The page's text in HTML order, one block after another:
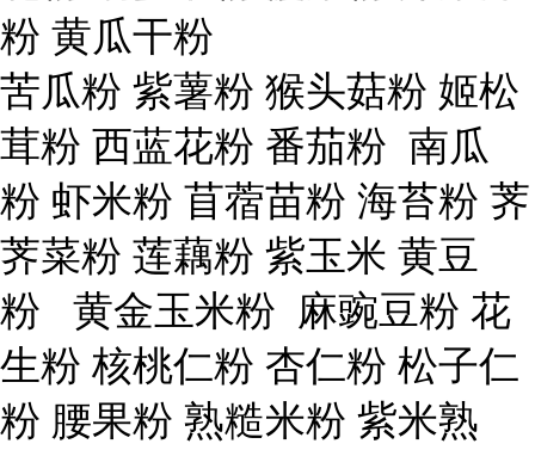
粉 黄瓜干粉
苦瓜粉 紫薯粉 猴头菇粉 姬松
茸粉 西蓝花粉 番茄粉 南瓜
粉 虾米粉 苜蓿苗粉 海苔粉 荠
荠菜粉 莲藕粉 紫玉米 黄豆
粉
黄金玉米粉 麻豌豆粉 花
生粉 核桃仁粉 杏仁粉 松子仁
粉 腰果粉 熟糙米粉 紫米熟